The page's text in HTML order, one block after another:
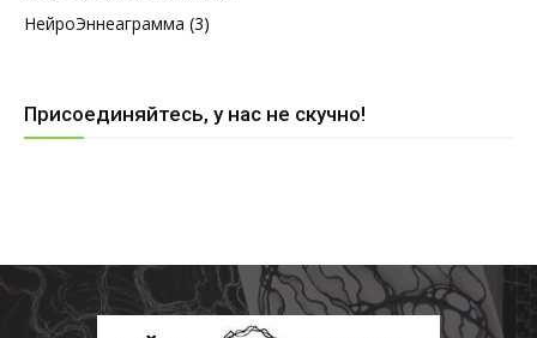
НейроЭннеаграмма (3)
Присоединяйтесь, у нас не скучно!